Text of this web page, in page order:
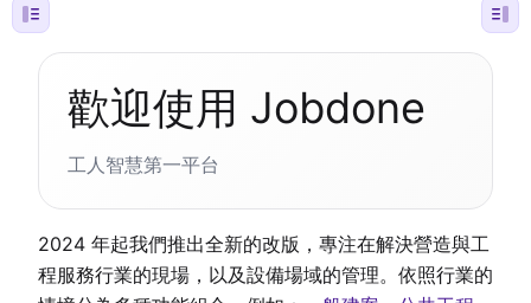
歡迎使用 Jobdone
工人智慧第一平台
2024 年起我們推出全新的改版，專注在解決營造與工
程服務行業的現場，以及設備場域的管理。依照行業的